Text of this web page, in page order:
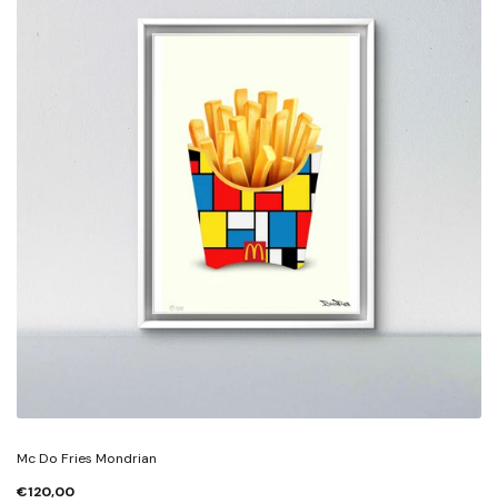
Mc Do Fries Mondrian
€120,00